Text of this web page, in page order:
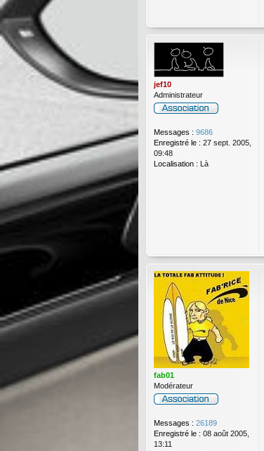
jef10
Administrateur
Messages : 9686
Enregistré le : 27 sept. 2005,
09:48
Localisation : Là
fab01
Modérateur
Messages : 26189
Enregistré le : 08 août 2005,
13:11